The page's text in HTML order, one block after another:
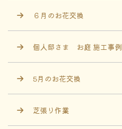
６月のお花交換
個人邸さま お庭 施工事例
5月のお花交換
芝張り作業